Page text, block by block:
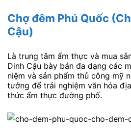
Chợ đêm Phú Quốc
Cậu)
Là trung tâm ẩm thực và mua
Dinh Cậu bày bán đa dạng các
niệm và sản phẩm thủ công mỹ
tưởng để trải nghiệm văn hóa
thức ẩm thực đường phố.